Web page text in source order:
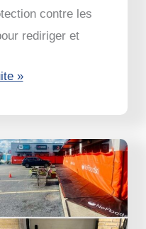
contre les
rediriger et
»